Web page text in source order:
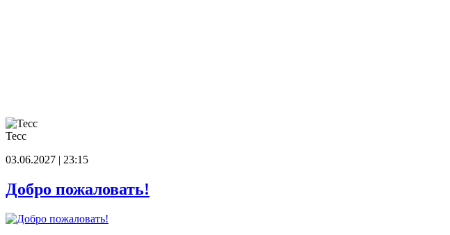
Тесс
03.06.2027 | 23:15
Добро пожаловать!